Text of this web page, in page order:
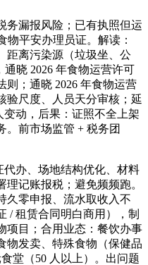
漏报风险；已有执照但运
物平安办理员证。解读：
距离污染源（垃圾坐、公
晓 2026 年食物运营许可
则；通晓 2026 年食物运营
验尺度、人员天分审核；延
动，后果：证照不全上架
。前市场监管 + 税务团
办、场地结构优化、材料
记账报税；避免频频跑。
久零申报、流水取收入不
/ 租赁合同明白商用），制
项目；合用业态：餐饮办事
物发卖、特殊食物（保健品
堂（50 人以上）。出问题